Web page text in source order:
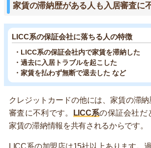
家賃の滞納歴がある人も入居審査に
LICC系の保証会社に落ちる人の特徴
・LICC系の保証会社内で家賃を滞納した
・過去に入居トラブルを起こした
・家賃を払わず無断で退去した など
クレジットカードの他には、家賃の滞
審査に不利です。
LICC系の保証会社だ
家賃の滞納情報を共有されるからです。
LICC系の加盟店は15社以上あります。